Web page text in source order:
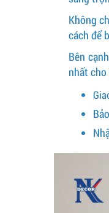
Không
cách để
Bên
nhất